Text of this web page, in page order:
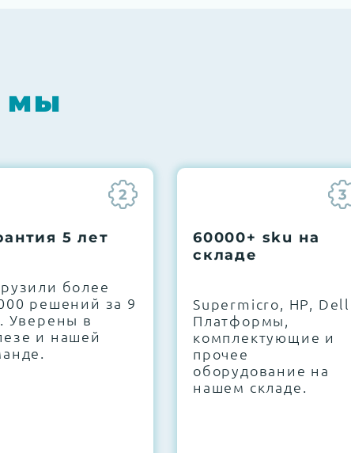
нагрузкой в течение 72 часов для проверки
мы
2
5 лет
более
решений за 9
Уверены в
и нашей
3
60000+ sku на
складе
Supermicro, HP,
Платформы,
комплектующие и
прочее
оборудование на
нашем складе.